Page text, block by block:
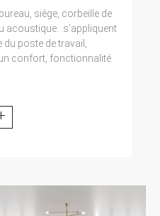
siège, corbeille de
acoustique...s’appliquent
poste de travail,
confort, fonctionnalité